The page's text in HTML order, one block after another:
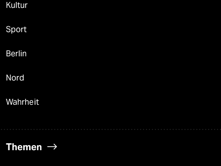
Kultur
Sport
Berlin
Nord
Wahrheit
Themen